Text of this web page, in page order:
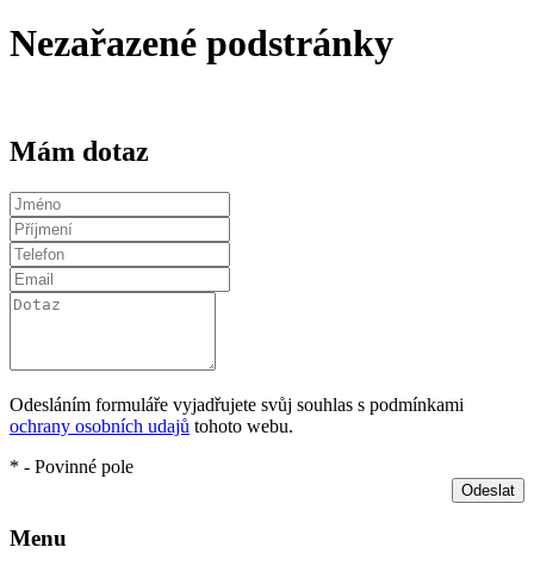
Nezařazené podstránky
Mám dotaz
Odesláním formuláře vyjadřujete svůj souhlas s podmínkami
ochrany osobních udajů tohoto webu.
* - Povinné pole
Odeslat
Menu